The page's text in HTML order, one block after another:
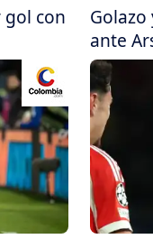
gol con
Golazo
ante